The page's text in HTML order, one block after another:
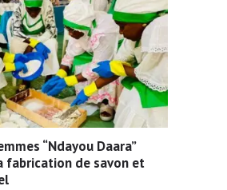
“Ndayou Daara”
fabrication de savon et